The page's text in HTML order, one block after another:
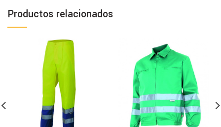
Productos relacionados